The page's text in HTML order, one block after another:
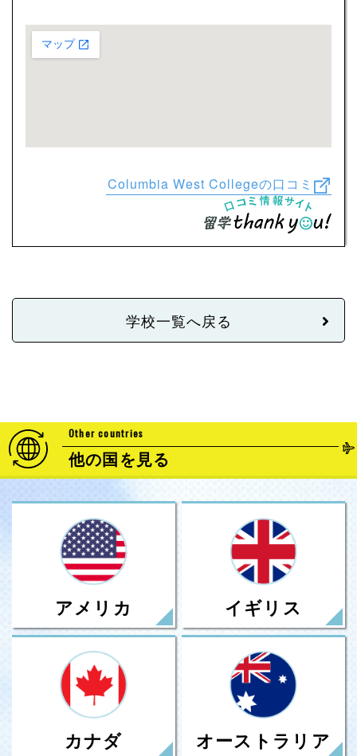
Columbia West Collegeの口コミ
学校一覧へ戻る
Other countries
他の国を見る
アメリカ イギリス
カナダ オーストラリア